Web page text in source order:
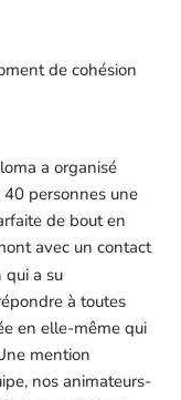
de cohésion
a organisé
40 personnes une
de bout en
avec un contact
qui a su
à toutes
en elle-même qui
mention
nos animateurs-